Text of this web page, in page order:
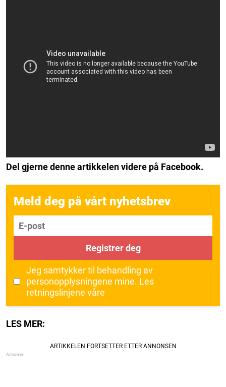
Del gjerne denne artikkelen videre på Facebook.
Meld deg på vårt nyhetsbrev
E-post
Registrer deg
Jeg samtykker til behandling av
personopplysningene mine. Les
retningslinjene våre
LES MER: